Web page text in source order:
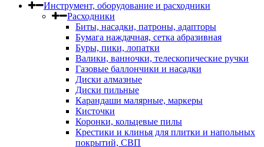
Инструмент, оборудование и расходники
Расходники
Биты, насадки, патроны, адапторы
Бумага наждачная, сетка абразивная
Буры, пики, лопатки
Валики, ванночки, телескопические ручки
Газовые баллончики и насадки
Диски алмазные
Диски пильные
Карандаши малярные, маркеры
Кисточки
Коронки, кольцевые пилы
Крестики и клинья для плитки и напольных
покрытий, СВП